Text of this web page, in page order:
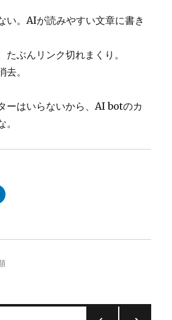
い。AIが読みやすい文章に書き
たぶんリンク切れまくり。
。
ーはいらないから、AI botのカ